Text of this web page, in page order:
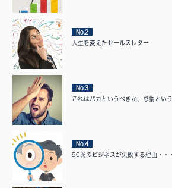
No.2
人生を変えたセールスレター
No.3
これはバカというべきか、怠惰とい
No.4
90％のビジネスが失敗する理由・・・